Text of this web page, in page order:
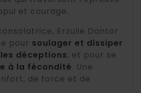
et courage.
Erzulie Dantor
pour soulager et dissiper
déceptions, et pour se
à la fécondité. Une
de force et de